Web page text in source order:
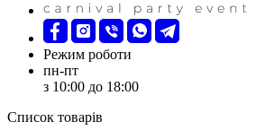
Режим роботи
пн-пт
з 10:00 до 18:00
Список товарів